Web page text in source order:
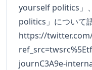
yourself politics」
politics」について語
https://
journC3A9e-